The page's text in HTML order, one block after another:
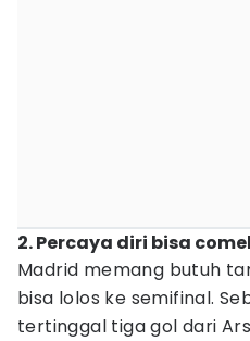
2. Percaya diri bisa
Madrid memang butuh
bisa lolos ke semifinal.
tertinggal tiga gol dari